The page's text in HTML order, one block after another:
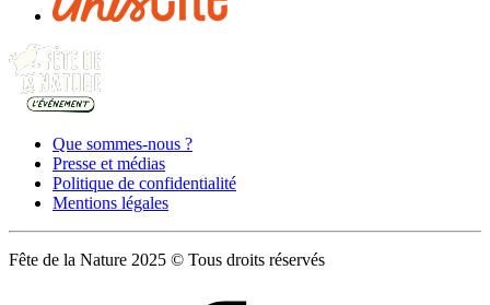
Que sommes-nous ?
Presse et médias
Politique de confidentialité
Mentions légales
Fête de la Nature 2025 © Tous droits réservés